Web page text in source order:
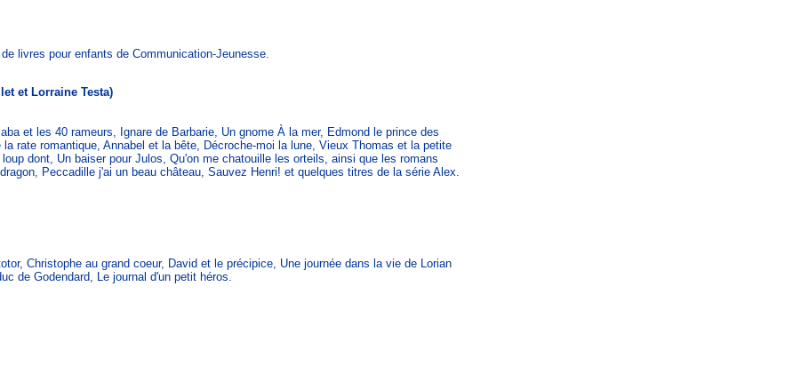
livres pour enfants de Communication-Jeunesse.
et Lorraine Testa)
et les 40 rameurs, Ignare de Barbarie, Un gnome À la mer, Edmond le prince des
rate romantique, Annabel et la bête, Décroche-moi la lune, Vieux Thomas et la petite
dont, Un baiser pour Julos, Qu'on me chatouille les orteils, ainsi que les romans
Peccadille j'ai un beau château, Sauvez Henri! et quelques titres de la série Alex.
Christophe au grand coeur, David et le précipice, Une journée dans la vie de Lorian
de Godendard, Le journal d'un petit héros.